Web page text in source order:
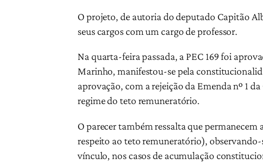
O projeto, de autoria do deputado Capitão
seus cargos com um cargo de professor.
Na quarta-feira passada, a PEC 169 foi
Marinho, manifestou-se pela
aprovação, com a rejeição da Emenda nº 1
regime do teto remuneratório.
O parecer também ressalta que
respeito ao teto remuneratório), observando-
vínculo, nos casos de acumulação